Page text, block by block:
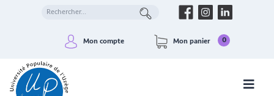
Mon compte Mon panier 0